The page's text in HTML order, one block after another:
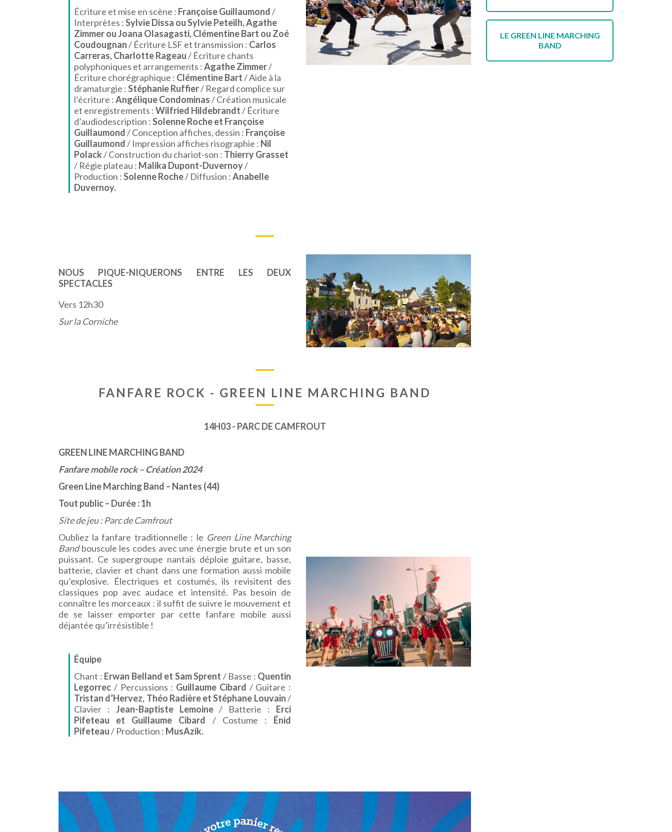
Écriture et mise en scène : Françoise Guillaumond/
Interprètes :Sylvie Dissa ou Sylvie Peteilh, Agathe
Zimmer ou Joana Olasagasti, Clémentine Bart ou Zoé
Coudougnan/ Écriture LSF et transmission : Carlos
Carreras, Charlotte Rageau/ Écriture chants
polyphoniques et arrangements :Agathe Zimmer/
Écriture chorégraphique : Clémentine Bart/ Aide à la
dramaturgie :Stéphanie Ruffier/ Regard complice sur
l’écriture :Angélique Condominas/ Création musicale
et enregistrements :Wilfried Hildebrandt/ Écriture
d’audiodescription :Solenne Roche et Françoise
Guillaumond/ Conception affiches, dessin : Françoise
Guillaumond/ Impression affiches risographie : Nil
Polack/ Construction du chariot-son : Thierry Grasset
/ Régie plateau : Malika Dupont-Duvernoy/
Production :Solenne Roche/ Diffusion :Anabelle
Duvernoy.
NOUS PIQUE-NIQUERONS ENTRE LES DEUX
SPECTACLES
Vers 12h30
Sur la Corniche
FANFARE ROCK - GREEN LINE MARCHING BAND
14H03 - PARC DE CAMFROUT
GREEN LINE MARCHING BAND
Fanfare mobile rock – Création 2024
Green Line Marching Band – Nantes (44)
Tout public – Durée : 1h
Site de jeu : Parc de Camfrout
Oubliez la fanfare traditionnelle : le Green Line Marching
Bandbouscule les codes avec une énergie brute et un son
puissant. Ce supergroupe nantais déploie guitare, basse,
batterie, clavier et chant dans une formation aussi mobile
qu’explosive. Électriques et costumés, ils revisitent des
classiques pop avec audace et intensité. Pas besoin de
connaître les morceaux : il suffit de suivre le mouvement et
de se laisser emporter par cette fanfare mobile aussi
déjantée qu’irrésistible !
Équipe
Chant : Erwan Belland et Sam Sprent / Basse : Quentin
Legorrec / Percussions : Guillaume Cibard / Guitare :
Tristan d’Hervez, Théo Radière et Stéphane Louvain/
Clavier : Jean-Baptiste Lemoine/ Batterie : Erci
Pifeteau et Guillaume Cibard / Costume : Énid
Pifeteau/ Production : MusAzik.
LE GREEN LINE MARCHING
BAND